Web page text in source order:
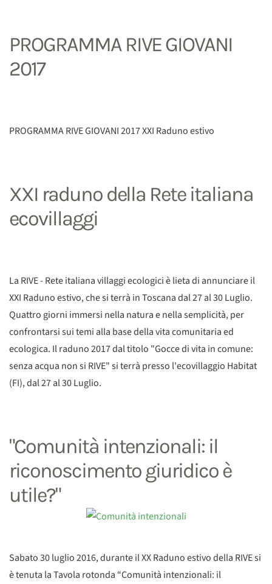
PROGRAMMA RIVE GIOVANI
2017
PROGRAMMA RIVE GIOVANI 2017 XXI Raduno estivo
XXI raduno della Rete italiana
ecovillaggi
La RIVE - Rete italiana villaggi ecologici è lieta di annunciare il
XXI Raduno estivo, che si terrà in Toscana dal 27 al 30 Luglio.
Quattro giorni immersi nella natura e nella semplicità, per
confrontarsi sui temi alla base della vita comunitaria ed
ecologica. Il raduno 2017 dal titolo "Gocce di vita in comune:
senza acqua non si RIVE" si terrà presso l'ecovillaggio Habitat
(FI), dal 27 al 30 Luglio.
"Comunità intenzionali: il
riconoscimento giuridico è
utile?"
Sabato 30 luglio 2016, durante il XX Raduno estivo della RIVE si
è tenuta la Tavola rotonda “Comunità intenzionali: il